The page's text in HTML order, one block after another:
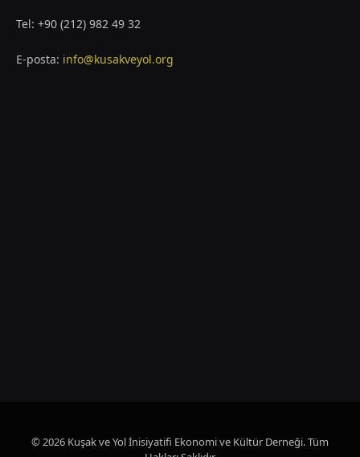
Tel: +90 (212) 982 49 32
E-posta: info@kusakveyol.org
© 2026 Kuşak ve Yol İnisiyatifi Ekonomi ve Kültür Derneği. Tüm